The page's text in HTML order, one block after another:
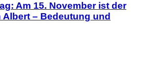
Am 15. November ist der
– Bedeutung und